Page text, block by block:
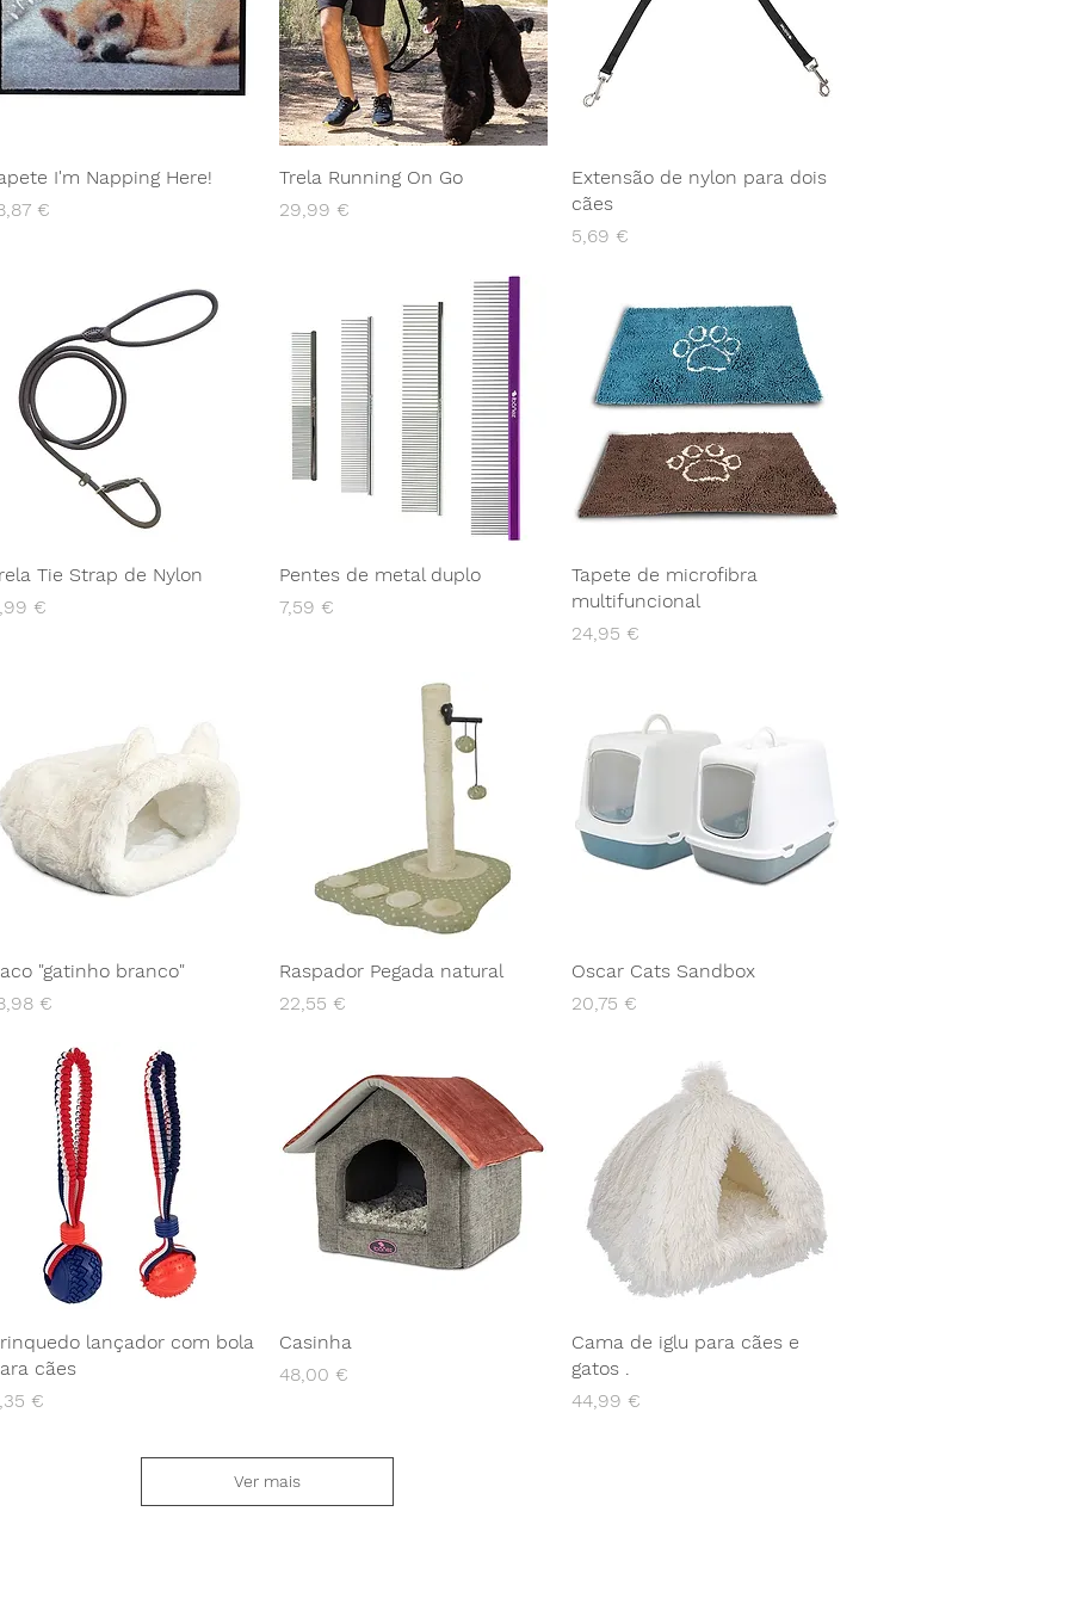
I'm Napping Here!
€
Trela Running On Go
Preço
29,99 €
Extensão de nylon para dois
cães
Preço
5,69 €
Tie Strap de Nylon
€
Pentes de metal duplo
Preço
7,59 €
Tapete de microfibra
multifuncional
Preço
24,95 €
"gatinho branco"
€
Raspador Pegada natural
Preço
22,55 €
Oscar Cats Sandbox
Preço
20,75 €
lançador com bola
cães
€
Casinha
Preço
48,00 €
Cama de iglu para cães e
gatos .
Preço
44,99 €
Ver mais